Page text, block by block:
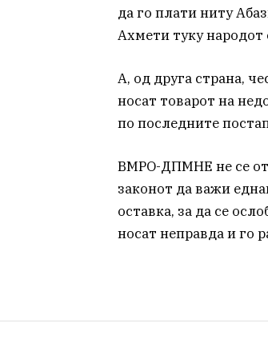
да го плати ниту
Ахмети туку
А, од друга страна,
носат товарот на
по последните
ВМРО-ДПМНЕ не се
законот да важи
оставка, за да се
носат неправда и го